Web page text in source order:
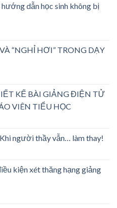
dẫn học sinh không bị
“NGHỈ HƠI” TRONG DẠY
KẾ BÀI GIẢNG ĐIỆN TỬ
VIÊN TIỂU HỌC
người thầy vẫn… làm thay!
kiện xét thăng hạng giảng